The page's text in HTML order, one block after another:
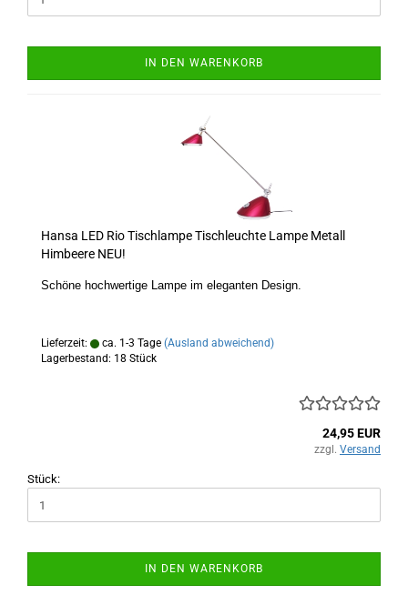
IN DEN WARENKORB
Hansa LED Rio Tischlampe Tischleuchte Lampe Metall
Himbeere NEU!
Schöne hochwertige Lampe im eleganten Design.
Lieferzeit: ca. 1-3 Tage (Ausland abweichend)
Lagerbestand: 18 Stück
24,95 EUR
zzgl. Versand
Stück:
IN DEN WARENKORB